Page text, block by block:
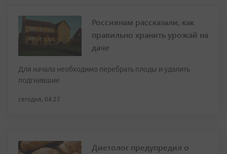
Россиянам рассказали, как
правильно хранить урожай на
даче
Для начала необходимо перебрать плоды и удалить
подгнившие
сегодня, 04:27
Диетолог предупредил о